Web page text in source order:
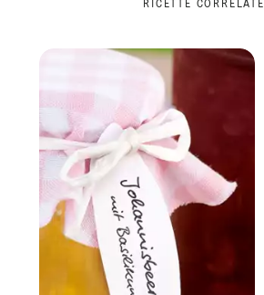
RICETTE CORRELATE